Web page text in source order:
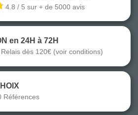
4.8 / 5 sur + de 5000 avis
en 24H à 72H
dès 120€ (voir conditions)
Références